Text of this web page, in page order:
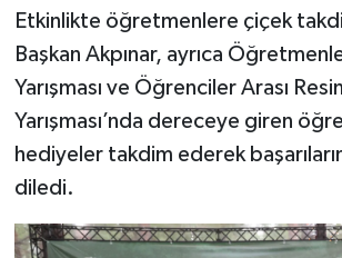
Etkinlikte öğretmenlere çiçek
Başkan Akpınar, ayrıca
Yarışması ve Öğrenciler Arası
Yarışması’nda dereceye giren
hediyeler takdim ederek
diledi.
YARIŞMALAR
TANITIM